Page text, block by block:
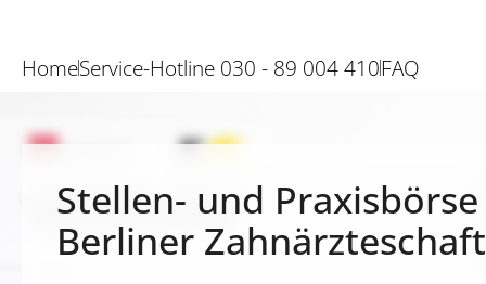
HomeService-Hotline 030 - 89 004 410FAQ
Stellen- und
Berliner Zahnärzteschaft